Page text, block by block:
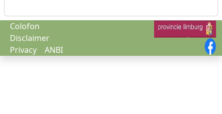
Colofon
Disclaimer
Privacy
ANBI